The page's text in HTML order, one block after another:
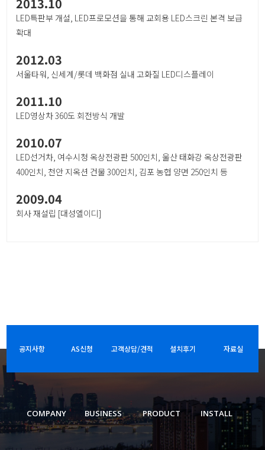
LED특판부 개설, LED프로모션을 통해 교회용 LED스크린 본격 보급
확대
2012.03
서울타워, 신세계/롯데 백화점 실내 고화질 LED디스플레이
2011.10
LED영상차 360도 회전방식 개발
2010.07
LED선거차, 여수시청 옥상전광판 500인치, 울산 태화강 옥상전광판
400인치, 천안 지옥션 건물 300인치, 김포 농협 양면 250인치 등
2009.04
회사 재설립 [대성엘이디]
공지사항 AS신청 고객상담/견적 설치후기 자료실
COMPANY BUSINESS PRODUCT INSTALL